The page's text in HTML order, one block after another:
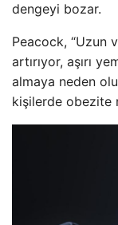
dengeyi bozar.
Peacock, “Uzun
artırıyor, aşırı
almaya neden
kişilerde obezite